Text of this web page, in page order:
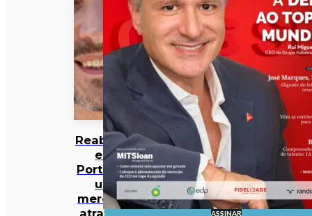
Reabilitar
em
Portugal:
um
mercado
atrativo,
ASSINAR